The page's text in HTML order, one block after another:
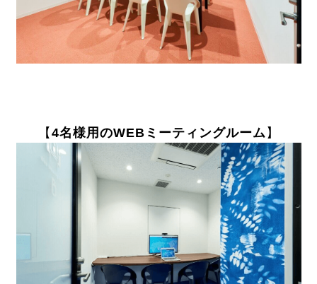
【 4名様用のWEBミーティングルーム 】